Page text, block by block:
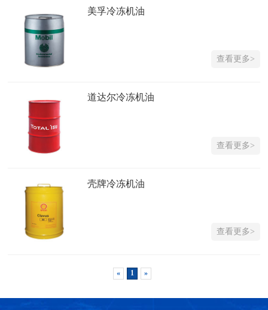
美孚冷冻机油
查看更多>
道达尔冷冻机油
查看更多>
壳牌冷冻机油
查看更多>
« 1 »